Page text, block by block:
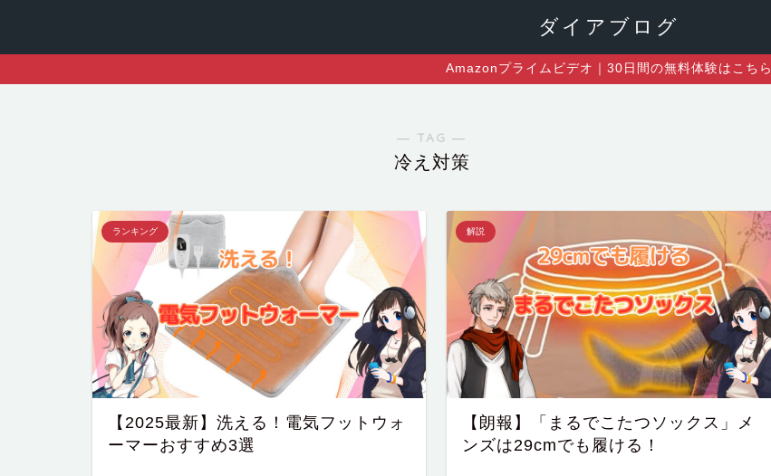
ダイアブログ
Amazonプライムビデオ｜30日間の無料体験はこちら
― TAG ―
冷え対策
ランキング
【2025最新】洗える！電気フットウォ
ーマーおすすめ3選
解説
【朗報】「まるでこたつソックス」メ
ンズは29cmでも履ける！